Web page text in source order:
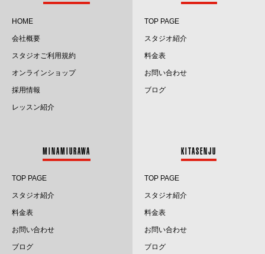
HOME
会社概要
スタジオご利用規約
オンラインショップ
採用情報
レッスン紹介
TOP PAGE
スタジオ紹介
料金表
お問い合わせ
ブログ
MINAMIURAWA
TOP PAGE
スタジオ紹介
料金表
お問い合わせ
ブログ
KITASENJU
TOP PAGE
スタジオ紹介
料金表
お問い合わせ
ブログ